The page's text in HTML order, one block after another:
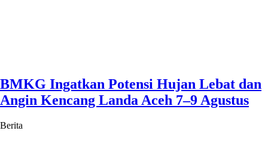
BMKG Ingatkan Potensi Hujan Lebat dan
Angin Kencang Landa Aceh 7–9 Agustus
Berita